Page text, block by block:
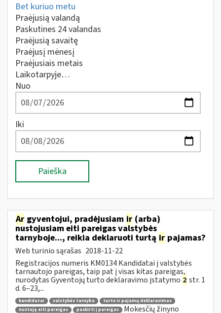
Bet kuriuo metu
Praėjusią valandą
Paskutines 24 valandas
Praėjusią savaitę
Praėjusį mėnesį
Praėjusiais metais
Laikotarpyje…
Nuo
Iki
Paieška
Ar gyventojui, pradėjusiam ir (arba)
nustojusiam eiti pareigas valstybės
tarnyboje..., reikia deklaruoti turtą ir pajamas?
Web turinio sąrašas 2018-11-22
Registracijos numeris KM0134 Kandidatai į valstybės
tarnautojo pareigas, taip pat į visas kitas pareigas,
nurodytas Gyventojų turto deklaravimo įstatymo 2 str. 1
d. 6–23,...
kandidatai valstybės tarnyba
turto ir pajamų deklaravimas
nustoję eiti pareigas
paskirti į pareigas
Mokesčių žinyno